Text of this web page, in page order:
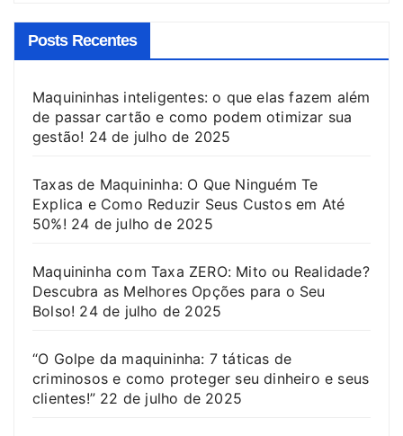
Posts Recentes
Maquininhas inteligentes: o que elas fazem além
de passar cartão e como podem otimizar sua
gestão! 24 de julho de 2025
Taxas de Maquininha: O Que Ninguém Te
Explica e Como Reduzir Seus Custos em Até
50%! 24 de julho de 2025
Maquininha com Taxa ZERO: Mito ou Realidade?
Descubra as Melhores Opções para o Seu
Bolso! 24 de julho de 2025
“O Golpe da maquininha: 7 táticas de
criminosos e como proteger seu dinheiro e seus
clientes!” 22 de julho de 2025